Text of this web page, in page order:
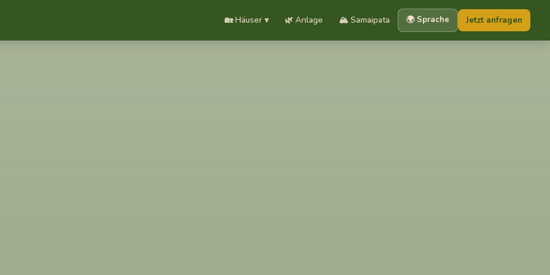
🏡 Häuser ▾ 🌿 Anlage 🏔️ Samaipata 🌍 Sprache Jetzt anfragen